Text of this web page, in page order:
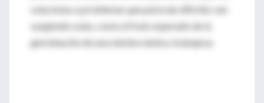
soluciones a problemas que parecían difíciles van
surgiendo solas, como el fruto esperado de la
germinación de una siembra lenta y trabajosa.